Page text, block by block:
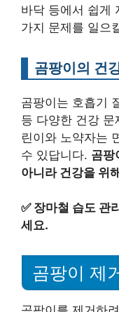
바닥 등에서 쉽게
가지 문제를 일으
곰팡이의 건
곰팡이는 호흡기
등 다양한 건강
린이와 노약자는
수 있답니다. 곰팡
아니라 건강을 위
✅ 장마철 습도 관
세요.
곰팡이 제